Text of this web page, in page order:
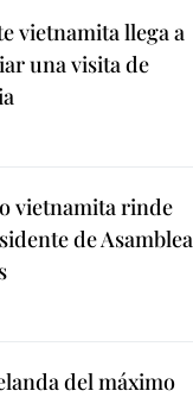
vietnamita llega a
una visita de
vietnamita rinde
de Asamblea
del máximo